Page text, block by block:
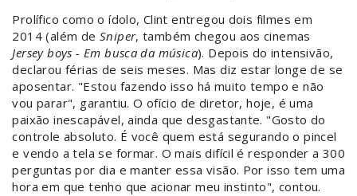
Prolífico como o ídolo, Clint entregou dois filmes em
2014 (além de Sniper, também chegou aos cinemas
Jersey boys - Em busca da música). Depois do intensivão,
declarou férias de seis meses. Mas diz estar longe de se
aposentar. "Estou fazendo isso há muito tempo e não
vou parar", garantiu. O ofício de diretor, hoje, é uma
paixão inescapável, ainda que desgastante. "Gosto do
controle absoluto. É você quem está segurando o pincel
e vendo a tela se formar. O mais difícil é responder a 300
perguntas por dia e manter essa visão. Por isso tem uma
hora em que tenho que acionar meu instinto", contou.